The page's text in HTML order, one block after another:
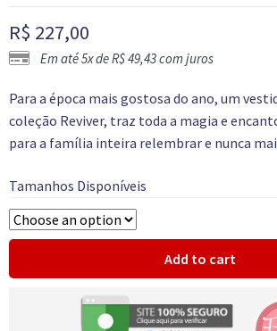
R$ 227,00
Em até 5x deR$49,43com juros
Para a época mais gostosa do ano, um
coleção Reviver, traz toda a magia e
para a família inteira relembrar e nunca
Tamanhos Disponíveis
Add to cart